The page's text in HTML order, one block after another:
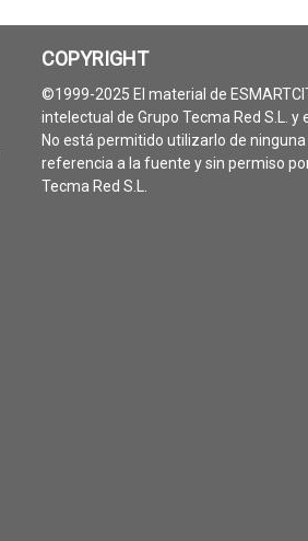
COPYRIGHT
©1999-2025 El material de
intelectual de Grupo Tecma Red S.L. y
No está permitido utilizarlo de
referencia a la fuente y sin permiso
Tecma Red S.L.